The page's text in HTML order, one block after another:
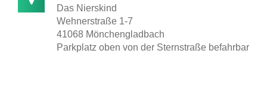
Das Nierskind
Wehnerstraße 1-7
41068 Mönchengladbach
Parkplatz oben von der Sternstraße befahrbar